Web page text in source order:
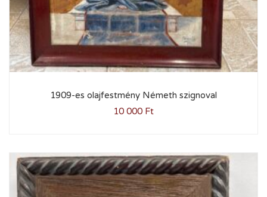
1909-es olajfestmény Németh szignoval
10 000 Ft